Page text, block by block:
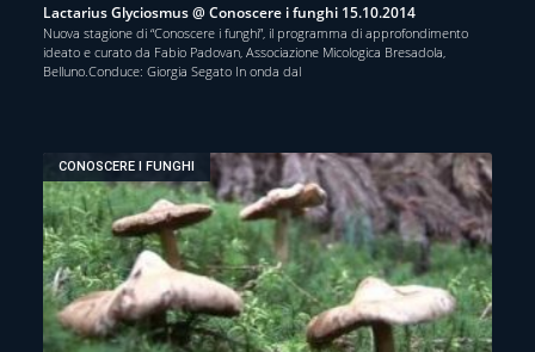
Lactarius Glyciosmus @ Conoscere i funghi 15.10.2014
Nuova stagione di “Conoscere i funghi”, il programma di approfondimento
ideato e curato da Fabio Padovan, Associazione Micologica Bresadola,
Belluno.Conduce: Giorgia Segato In onda dal
CONOSCERE I FUNGHI